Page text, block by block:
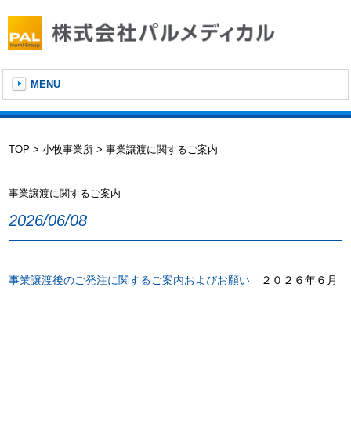
MENU
TOP >小牧事業所 > 事業譲渡に関するご案内
事業譲渡に関するご案内
2026/06/08
事業譲渡後のご発注に関するご案内およびお願い ２０２６年６月